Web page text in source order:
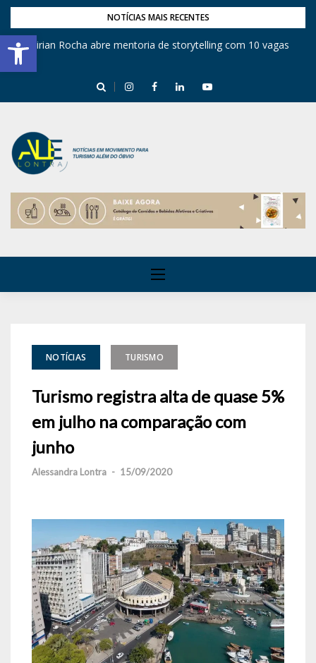
Barra de Ferramentas Aberta
NOTÍCIAS MAIS RECENTES
Mirian Rocha abre mentoria de storytelling com 10 vagas
NOTÍCIAS TURISMO
Turismo registra alta de quase 5%
em julho na comparação com
junho
Alessandra Lontra - 15/09/2020